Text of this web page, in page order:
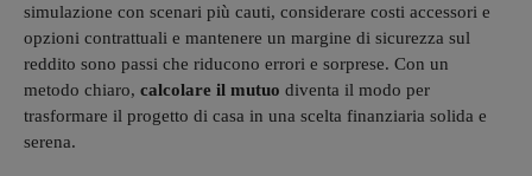
simulazione con scenari più cauti, considerare costi accessori e
opzioni contrattuali e mantenere un margine di sicurezza sul
reddito sono passi che riducono errori e sorprese. Con un
metodo chiaro, calcolare il mutuo diventa il modo per
trasformare il progetto di casa in una scelta finanziaria solida e
serena.